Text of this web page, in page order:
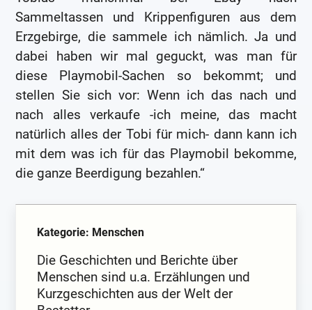
Sammeltassen und Krippenfiguren aus dem
Erzgebirge, die sammele ich nämlich. Ja und
dabei haben wir mal geguckt, was man für
diese Playmobil-Sachen so bekommt; und
stellen Sie sich vor: Wenn ich das nach und
nach alles verkaufe -ich meine, das macht
natürlich alles der Tobi für mich- dann kann ich
mit dem was ich für das Playmobil bekomme,
die ganze Beerdigung bezahlen.“
Kategorie: Menschen
Die Geschichten und Berichte über
Menschen sind u.a. Erzählungen und
Kurzgeschichten aus der Welt der